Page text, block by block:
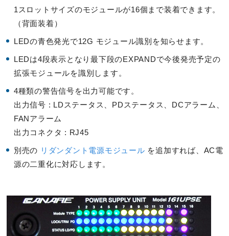
1スロットサイズのモジュールが16個まで装着できます。
（背面装着）
LEDの青色発光で12G モジュール識別を知らせます。
LEDは4段表示となり最下段のEXPANDで今後発売予定の
拡張モジュールを識別します。
4種類の警告信号を出力可能です。
出力信号 : LDステータス、PDステータス、DCアラーム、
FANアラーム
出力コネクタ : RJ45
別売の リダンダント電源モジュール を追加すれば、AC電
源の二重化に対応します。